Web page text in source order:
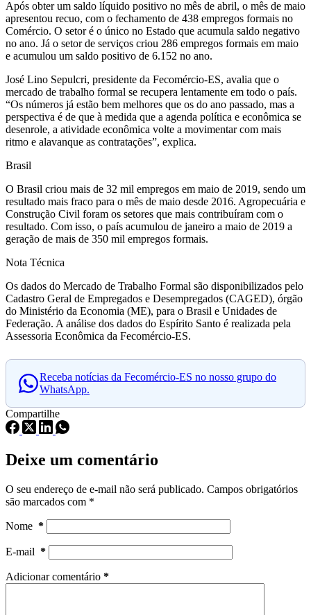
Após obter um saldo líquido positivo no mês de abril, o mês de maio
apresentou recuo, com o fechamento de 438 empregos formais no
Comércio. O setor é o único no Estado que acumula saldo negativo
no ano. Já o setor de serviços criou 286 empregos formais em maio
e acumulou um saldo positivo de 6.152 no ano.
José Lino Sepulcri, presidente da Fecomércio-ES, avalia que o
mercado de trabalho formal se recupera lentamente em todo o país.
“Os números já estão bem melhores que os do ano passado, mas a
perspectiva é de que à medida que a agenda política e econômica se
desenrole, a atividade econômica volte a movimentar com mais
ritmo e alavanque as contratações”, explica.
Brasil
O Brasil criou mais de 32 mil empregos em maio de 2019, sendo um
resultado mais fraco para o mês de maio desde 2016. Agropecuária e
Construção Civil foram os setores que mais contribuíram com o
resultado. Com isso, o país acumulou de janeiro a maio de 2019 a
geração de mais de 350 mil empregos formais.
Nota Técnica
Os dados do Mercado de Trabalho Formal são disponibilizados pelo
Cadastro Geral de Empregados e Desempregados (CAGED), órgão
do Ministério da Economia (ME), para o Brasil e Unidades de
Federação. A análise dos dados do Espírito Santo é realizada pela
Assessoria Econômica da Fecomércio-ES.
Receba notícias da Fecomércio-ES no nosso grupo do
WhatsApp.
Compartilhe
Deixe um comentário
O seu endereço de e-mail não será publicado. Campos obrigatórios
são marcados com *
Nome *
E-mail *
Adicionar comentário *